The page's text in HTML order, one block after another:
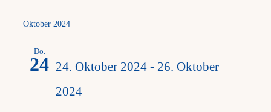
Oktober 2024
Do.
24 24. Oktober 2024 - 26. Oktober
2024